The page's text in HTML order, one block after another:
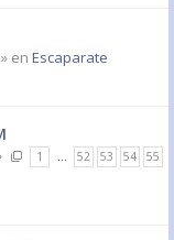
en Escaparate
1 52 53 54 55